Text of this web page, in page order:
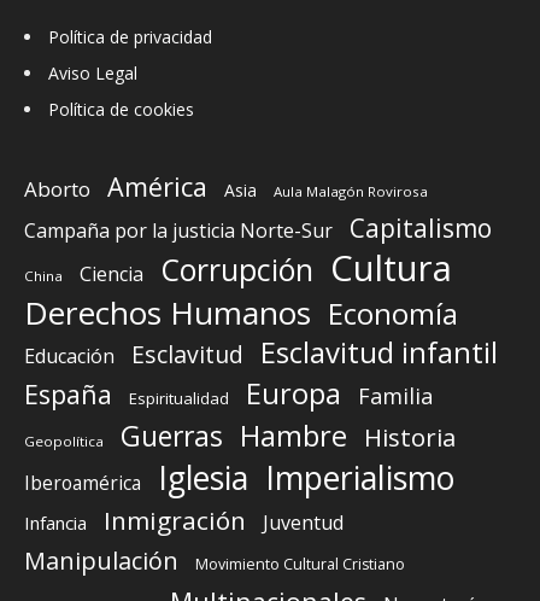
Política de privacidad
Aviso Legal
Política de cookies
Aborto América Asia Aula Malagón Rovirosa
Campaña por la justicia Norte-Sur Capitalismo
China Ciencia Corrupción Cultura
Derechos Humanos Economía
Educación Esclavitud Esclavitud infantil
España Espiritualidad Europa Familia
Geopolítica Guerras Hambre Historia
Iberoamérica Iglesia Imperialismo
Infancia Inmigración Juventud
Manipulación Movimiento Cultural Cristiano